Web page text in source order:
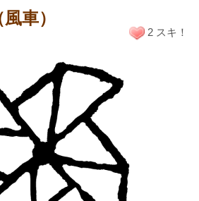
車）
2 スキ！